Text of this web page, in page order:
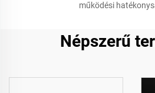
működési
Népszerű